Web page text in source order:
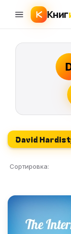
Книг
David
Сортировка: